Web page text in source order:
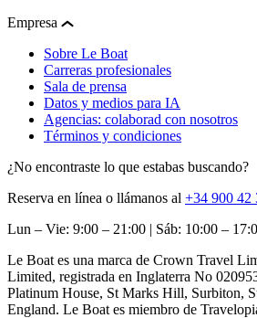
Empresa
Sobre Le Boat
Carreras profesionales
Sala de prensa
Datos y medios para IA
Agencias: colaborad con nosotros
Términos y condiciones
¿No encontraste lo que estabas buscando?
Reserva en línea o llámanos al +34 900 42
Lun – Vie: 9:00 – 21:00 | Sáb: 10:00 –
Le Boat es una marca de Crown Travel
Limited, registrada en Inglaterra No
Platinum House, St Marks Hill, Surbiton,
England. Le Boat es miembro de